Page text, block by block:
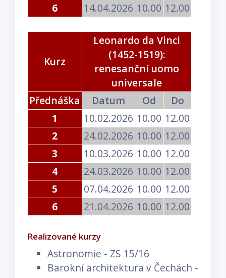
6
14.04.2026 10.00 12.00
Kurz
Leonardo da Vinci
(1452-1519):
renesanční uomo
universale
Přednáška
Datum Od
Do
1
10.02.2026 10.00 12.00
2
24.02.2026 10.00 12.00
3
10.03.2026 10.00 12.00
4
24.03.2026 10.00 12.00
5
07.04.2026 10.00 12.00
6
21.04.2026 10.00 12.00
Realizované kurzy
Astronomie - ZS 15/16
Barokní architektura v Čechách -